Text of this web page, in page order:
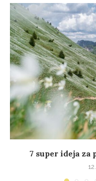
7 super ideja